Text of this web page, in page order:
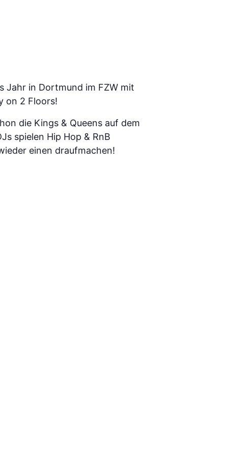
Jahr in Dortmund im FZW mit
on 2 Floors!
die Kings & Queens auf dem
spielen Hip Hop & RnB
einen draufmachen!